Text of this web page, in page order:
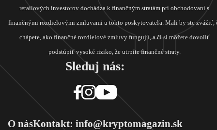
retailových investorov dochádza k finančným stratám pri obchodovaní s
finančnými rozdielovými zmluvami u tohto poskytovateľa. Mali by ste zvážiť,
chápete, ako finančné rozdielové zmluvy fungujú, a či si môžete dovoliť
podstúpiť vysoké riziko, že utrpíte finančné straty.
Sleduj nás:
O násKontakt: info@kryptomagazin.sk